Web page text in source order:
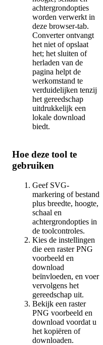
achtergrondopties
worden verwerkt in
deze browser-tab.
Converter ontvangt
het niet of opslaat
het; het sluiten of
herladen van de
pagina helpt de
werkomstand te
verduidelijken tenzij
het gereedschap
uitdrukkelijk een
lokale download
biedt.
Hoe deze tool te
gebruiken
Geef SVG-
markering of bestand
plus breedte, hoogte,
schaal en
achtergrondopties in
de toolcontroles.
Kies de instellingen
die een raster PNG
voorbeeld en
download
beïnvloeden, en voer
vervolgens het
gereedschap uit.
Bekijk een raster
PNG voorbeeld en
download voordat u
het kopiëren of
downloaden.